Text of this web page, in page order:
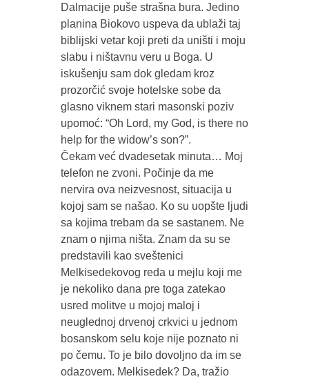
Dalmacije puše strašna bura. Jedino
planina Biokovo uspeva da ublaži taj
biblijski vetar koji preti da uništi i moju
slabu i ništavnu veru u Boga. U
iskušenju sam dok gledam kroz
prozorčić svoje hotelske sobe da
glasno viknem stari masonski poziv
upomoć: “Oh Lord, my God, is there no
help for the widow’s son?”.
Čekam već dvadesetak minuta… Moj
telefon ne zvoni. Počinje da me
nervira ova neizvesnost, situacija u
kojoj sam se našao. Ko su uopšte ljudi
sa kojima trebam da se sastanem. Ne
znam o njima ništa. Znam da su se
predstavili kao sveštenici
Melkisedekovog reda u mejlu koji me
je nekoliko dana pre toga zatekao
usred molitve u mojoj maloj i
neuglednoj drvenoj crkvici u jednom
bosanskom selu koje nije poznato ni
po čemu. To je bilo dovoljno da im se
odazovem. Melkisedek? Da, tražio